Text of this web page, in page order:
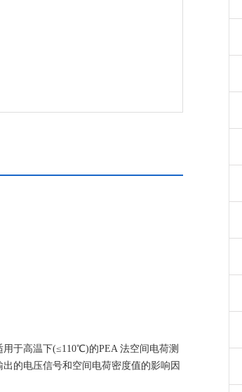
于高温下(≤110℃)的PEA 法空间电荷测
的电压信号和空间电荷密度值的影响因